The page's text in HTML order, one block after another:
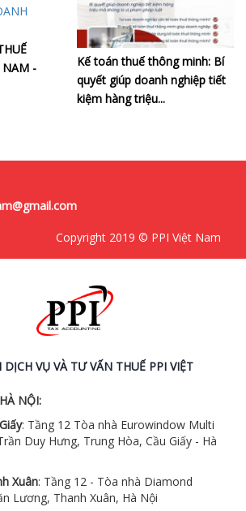
NAM -
Kế toán thuế thông minh: Bí
quyết giúp doanh nghiệp tiết
kiệm hàng triệu...
Copyright 2019 © PPI Việt Nam
VỤ VÀ TƯ VẤN THUẾ PPI VIỆT
NỘI:
: Tầng 12 Tòa nhà Eurowindow Multi
Duy Hưng, Trung Hòa, Cầu Giấy - Hà
Xuân: Tầng 12 - Tòa nhà Diamond
Lương, Thanh Xuân, Hà Nội